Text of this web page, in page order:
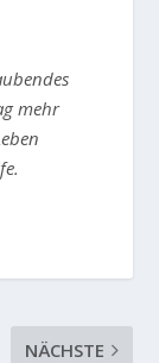
mehr
NÄCHSTE